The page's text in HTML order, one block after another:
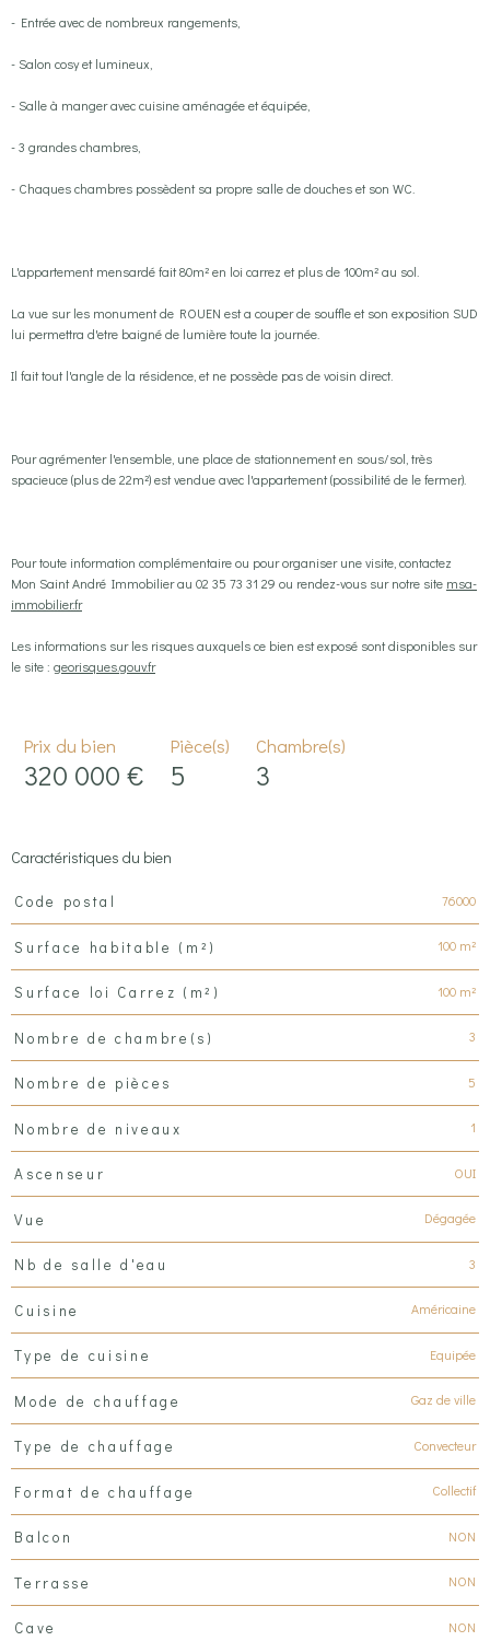
- Entrée avec de nombreux rangements,
- Salon cosy et lumineux,
- Salle à manger avec cuisine aménagée et équipée,
- 3 grandes chambres,
- Chaques chambres possèdent sa propre salle de douches et son WC.
L'appartement mensardé fait 80m² en loi carrez et plus de 100m² au sol.
La vue sur les monument de ROUEN est a couper de souffle et son exposition SUD
lui permettra d'etre baigné de lumière toute la journée.
Il fait tout l'angle de la résidence, et ne possède pas de voisin direct.
Pour agrémenter l'ensemble, une place de stationnement en sous/sol, très
spacieuce (plus de 22m²) est vendue avec l'appartement (possibilité de le fermer).
Pour toute information complémentaire ou pour organiser une visite, contactez
Mon Saint André Immobilier au 02 35 73 31 29 ou rendez-vous sur notre site msa-
immobilier.fr
Les informations sur les risques auxquels ce bien est exposé sont disponibles sur
le site : georisques.gouv.fr
Prix du bien
320 000 €
Pièce(s)
5
Chambre(s)
3
Caractéristiques du bien
Caractéristiques
Code postal 76000
Surface habitable (m²) 100 m²
Surface loi Carrez (m²) 100 m²
Nombre de chambre(s) 3
Nombre de pièces 5
Nombre de niveaux 1
Ascenseur OUI
Vue Dégagée
Nb de salle d'eau 3
Cuisine Américaine
Type de cuisine Equipée
Mode de chauffage Gaz de ville
Type de chauffage Convecteur
Format de chauffage Collectif
Balcon NON
Terrasse NON
Cave NON